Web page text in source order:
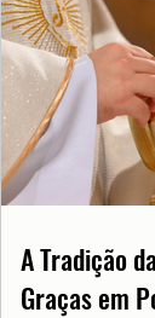
A Tradição
Graças em